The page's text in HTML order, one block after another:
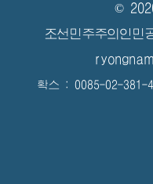
©
조선민주주의인
확스 : 0085-02-